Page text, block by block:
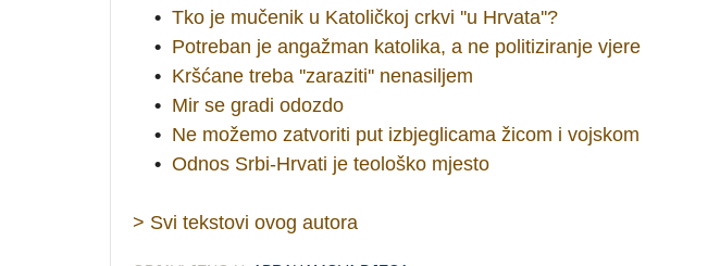
• Tko je mučenik u Katoličkoj crkvi ''u Hrvata''?
• Potreban je angažman katolika, a ne politiziranje vjere
• Kršćane treba ''zaraziti'' nenasiljem
• Mir se gradi odozdo
• Ne možemo zatvoriti put izbjeglicama žicom i vojskom
• Odnos Srbi-Hrvati je teološko mjesto
> Svi tekstovi ovog autora